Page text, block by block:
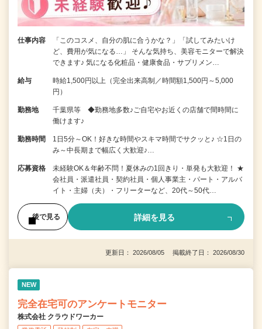
仕事内容
「このコスメ、自分の肌に合うかな？」「試してみたいけ
ど、費用が気になる…」 そんな気持ち、美容モニターで解決
できます♪ 気になる化粧品・健康食品・サプリメン…
給与
時給1,500円以上（完全出来高制／時間額1,500円～5,000
円）
勤務地
千葉県等 ◆勤務地多数♪ご自宅やお近くの店舗で間時間に
働けます♪
勤務時間
1日5分～OK！好きな時間やスキマ時間でサクッと♪ ☆1日の
み～中長期まで幅広く大歓迎♪…
応募資格
未経験OK＆年齢不問！夏休みの1回きり・単発も大歓迎！ ★
会社員・派遣社員・契約社員・個人事業主・パート・アルバ
イト・主婦（夫）・フリーターなど、20代～50代…
後で見る 詳細を見る
更新日： 2026/08/05 掲載終了日： 2026/08/30
NEW
完全在宅可のアンケートモニター
株式会社 クラウドワーカー